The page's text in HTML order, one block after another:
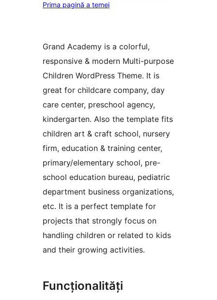
Prima pagină a temei
Grand Academy is a colorful,
responsive & modern Multi-purpose
Children WordPress Theme. It is
great for childcare company, day
care center, preschool agency,
kindergarten. Also the template fits
children art & craft school, nursery
firm, education & training center,
primary/elementary school, pre-
school education bureau, pediatric
department business organizations,
etc. It is a perfect template for
projects that strongly focus on
handling children or related to kids
and their growing activities.
Funcționalități